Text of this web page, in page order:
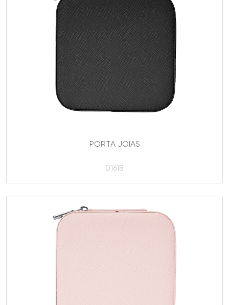
PORTA JOIAS
01618